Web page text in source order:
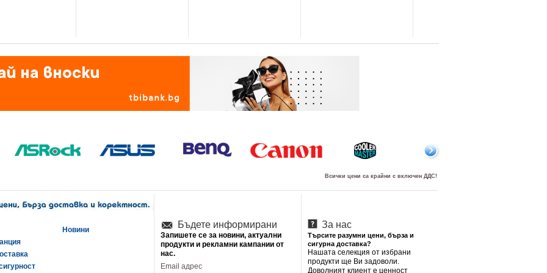
Всички цени са крайни с включен ДДС!
Новини Бъдете информирани
Запишете се за новини, актуални
продукти и рекламни кампании от
нас.
За нас
Търсите разумни цени, бърза и
сигурна доставка?
Нашата селекция от избрани
продукти ще Ви задоволи.
Доволният клиент е ценност